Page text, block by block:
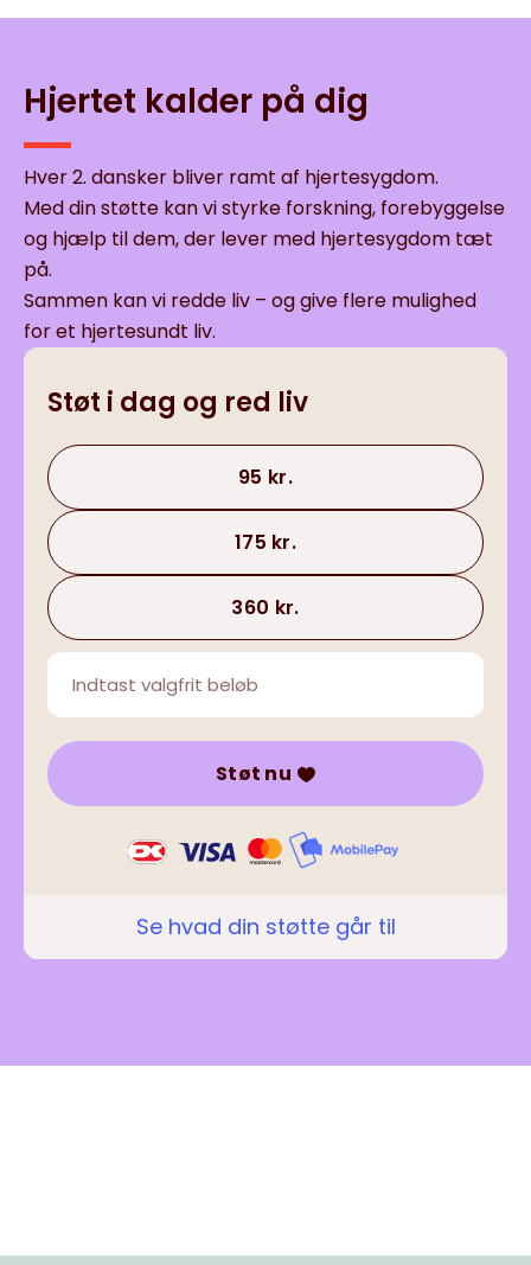
Hjertet kalder på dig
Hver 2. dansker bliver ramt af hjertesygdom.
Med din støtte kan vi styrke forskning, forebyggelse
og hjælp til dem, der lever med hjertesygdom tæt
på.
Sammen kan vi redde liv – og give flere mulighed
for et hjertesundt liv.
Støt i dag og red liv
95 kr.
175 kr.
360 kr.
Støt nu
Se hvad din støtte går til